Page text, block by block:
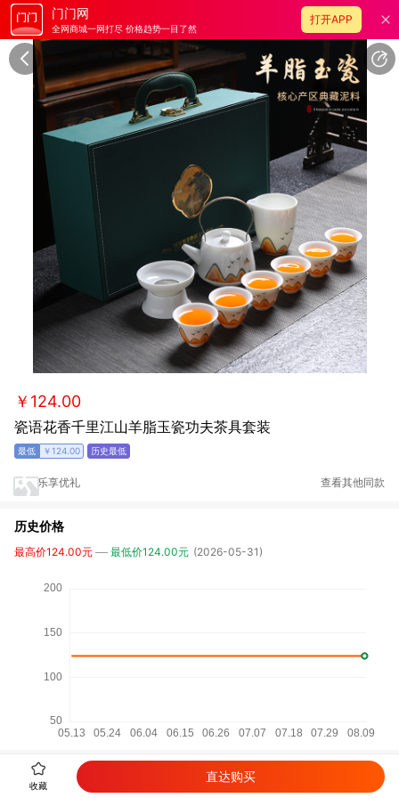
门门网
全网商城一网打尽 价格趋势一目了然
打开APP
￥124.00
瓷语花香千里江山羊脂玉瓷功夫茶具套装
￥124.00
乐享优礼 查看其他同款
历史价格
最高价124.00元 最低价124.00元 (2026-05-31)
详细参数
收藏
直达购买